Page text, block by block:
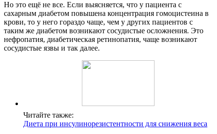
Но это ещё не все. Если выясняется, что у пациента с
сахарным диабетом повышена концентрация гомоцистеина в
крови, то у него гораздо чаще, чем у других пациентов с
таким же диабетом возникают сосудистые осложнения. Это
нефропатия, диабетическая ретинопатия, чаще возникают
сосудистые язвы и так далее.
Читайте также:
Диета при инсулинорезистентности для снижения веса